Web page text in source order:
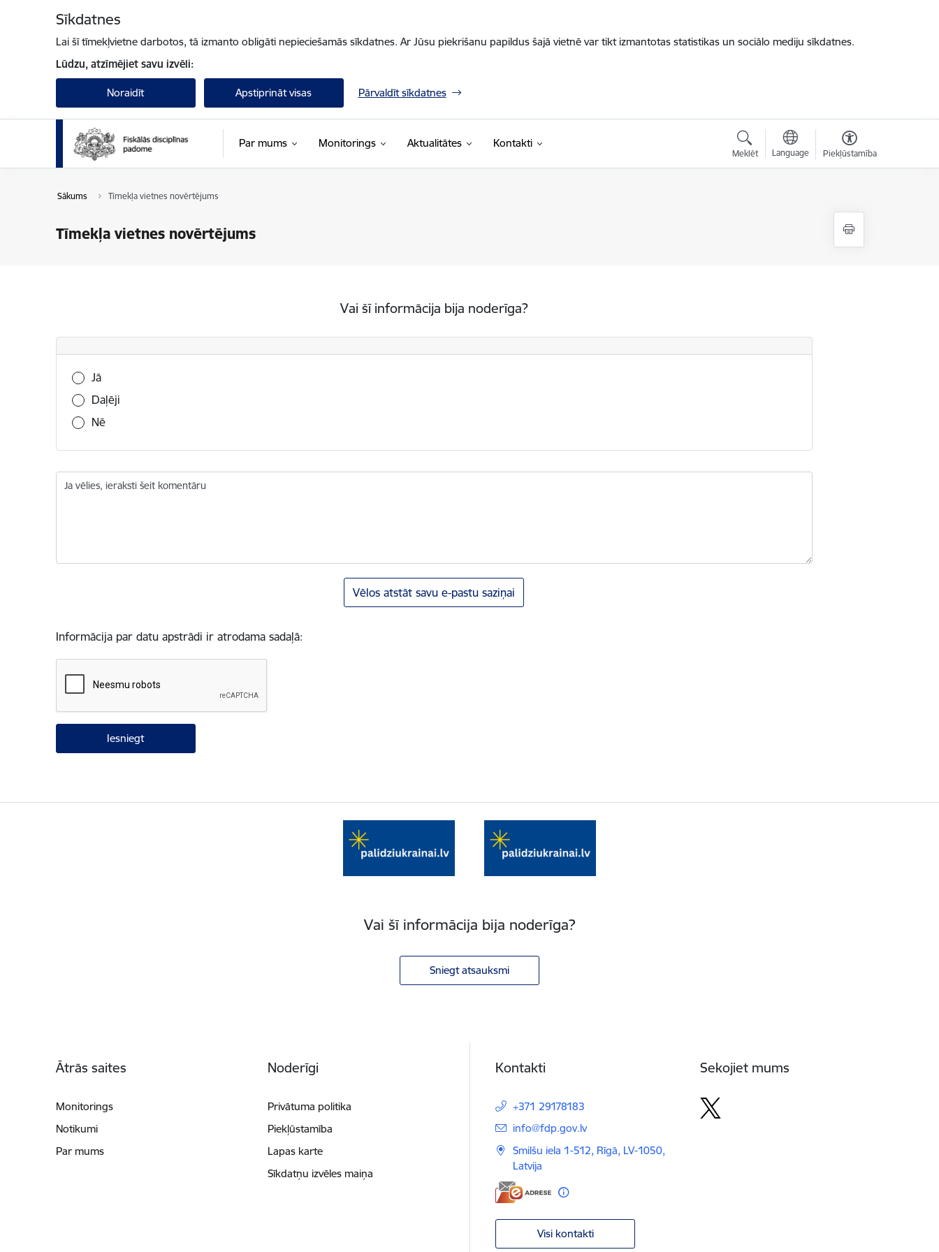
Sīkdatnes
Lai šī tīmekļvietne darbotos, tā izmanto obligāti nepieciešamās sīkdatnes. Ar Jūsu piekrišanu papildus šajā vietnē var tikt izmantotas statistikas un sociālo mediju sīkdatnes.
Lūdzu, atzīmējiet savu izvēli:
Noraidīt Apstiprināt visas Pārvaldīt sīkdatnes
Par mums Monitorings Aktualitātes Kontakti
Meklēt Language Piekļūstamība
Sākums Tīmekļa vietnes novērtējums
Tīmekļa vietnes novērtējums
Vai šī informācija bija noderīga?
Vai šī informācija bija noderīga?
Jā
Daļēji
Nē
Ja vēlies, ieraksti šeit komentāru
Vēlos atstāt savu e-pastu saziņai
Informācija par datu apstrādi ir atrodama sadaļā:
Vai šī informācija bija noderīga?
Sniegt atsauksmi
Ātrās saites
Monitorings
Notikumi
Par mums
Noderīgi
Privātuma politika
Piekļūstamība
Lapas karte
Sīkdatņu izvēles maiņa
Kontakti
+371 29178183
E-pasts:
info@fdp.gov.lv
Smilšu iela 1-512, Rīgā, LV-1050,
Latvija
Visi kontakti
Sekojiet mums